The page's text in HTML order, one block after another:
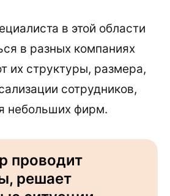
в этой области
в разных компаниях
их структуры, размера,
сотрудников,
небольших фирм.
проводит
решает